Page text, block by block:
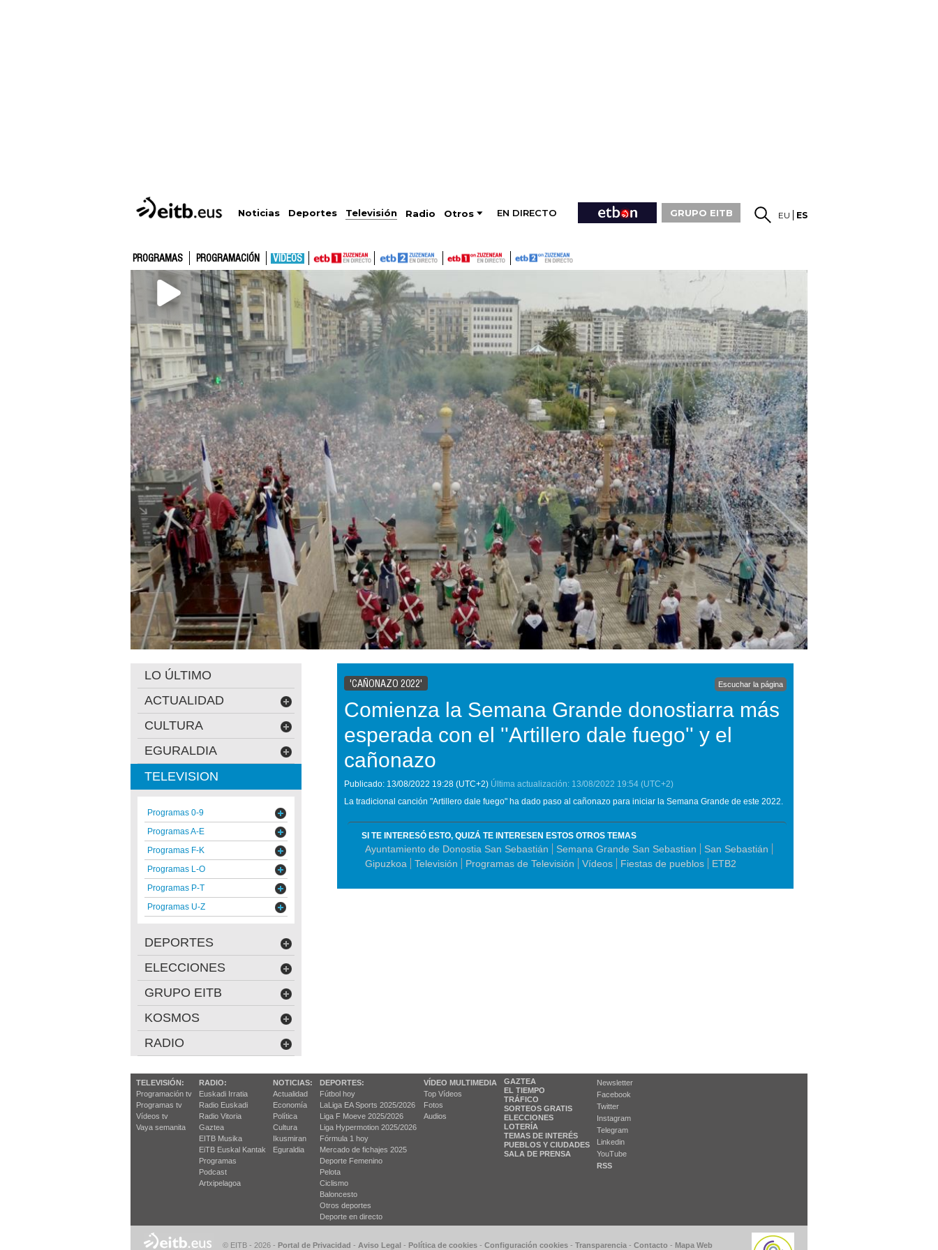
Noticias Deportes Televisión Radio Otros EN DIRECTO GRUPO EITB EU ES
PROGRAMAS PROGRAMACIÓN VÍDEOS
'CAÑONAZO 2022' Escuchar la página
Comienza la Semana Grande donostiarra más
esperada con el ''Artillero dale fuego'' y el
cañonazo
Publicado: 13/08/2022 19:28 (UTC+2) Última actualización: 13/08/2022 19:54 (UTC+2)
La tradicional canción "Artillero dale fuego" ha dado paso al cañonazo para iniciar la Semana Grande de este 2022.
SI TE INTERESÓ ESTO, QUIZÁ TE INTERESEN ESTOS OTROS TEMAS
Ayuntamiento de Donostia San Sebastián Semana Grande San Sebastian
San Sebastián
Gipuzkoa
Televisión Programas de Televisión Vídeos Fiestas de pueblos ETB2
LO ÚLTIMO
ACTUALIDAD
CULTURA
EGURALDIA
TELEVISION
Programas 0-9
Programas A-E
Programas F-K
Programas L-O
Programas P-T
Programas U-Z
DEPORTES
ELECCIONES
GRUPO EITB
KOSMOS
RADIO
TELEVISIÓN:
Programación tv
Programas tv
Vídeos tv
Vaya semanita
RADIO:
Euskadi Irratia
Radio Euskadi
Radio Vitoria
Gaztea
EITB Musika
EiTB Euskal Kantak
Programas
Podcast
Artxipelagoa
NOTICIAS:
Actualidad
Economía
Política
Cultura
Ikusmiran
Eguraldia
DEPORTES:
Fútbol hoy
LaLiga EA Sports 2025/2026
Liga F Moeve 2025/2026
Liga Hypermotion 2025/2026
Fórmula 1 hoy
Mercado de fichajes 2025
Deporte Femenino
Pelota
Ciclismo
Baloncesto
Otros deportes
Deporte en directo
VÍDEO MULTIMEDIA
Top Vídeos
Fotos
Audios
GAZTEA
EL TIEMPO
TRÁFICO
SORTEOS GRATIS
ELECCIONES
LOTERÍA
TEMAS DE INTERÉS
PUEBLOS Y CIUDADES
SALA DE PRENSA
Newsletter
Facebook
Twitter
Instagram
Telegram
Linkedin
YouTube
RSS
© EITB - 2026 - Portal de Privacidad - Aviso Legal - Política de cookies - Configuración cookies - Transparencia - Contacto - Mapa Web